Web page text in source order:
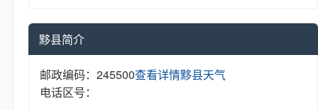
黟县简介
邮政编码：245500
电话区号：
查看详情黟县天气